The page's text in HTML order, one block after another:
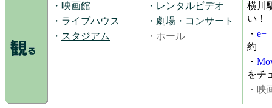
・ 映画館 ・ レンタルビデオ
・ ライブハウス ・ 劇場・コンサート
・ スタジアム ・ホール
横川
い！
・ e+
約
・
をチ
・映